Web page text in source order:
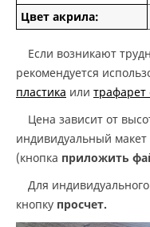
Цвет акрила:
Если возникают трудности при монтаже то
рекомендуется
пластика или трафарет
Цена зависит от высоты буквы. Если у вас
индивидуальный макет
(кнопка приложить
Для индивидуального просчета нажмите
кнопку просчет.